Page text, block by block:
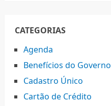
CATEGORIAS
Agenda
Benefícios do Governo
Cadastro Único
Cartão de Crédito